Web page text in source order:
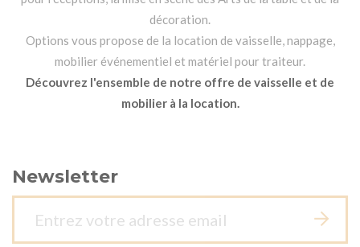
décoration.
Options vous propose de la location de vaisselle, nappage,
mobilier événementiel et matériel pour traiteur.
Découvrez l'ensemble de notre offre de vaisselle et de
mobilier à la location.
Newsletter